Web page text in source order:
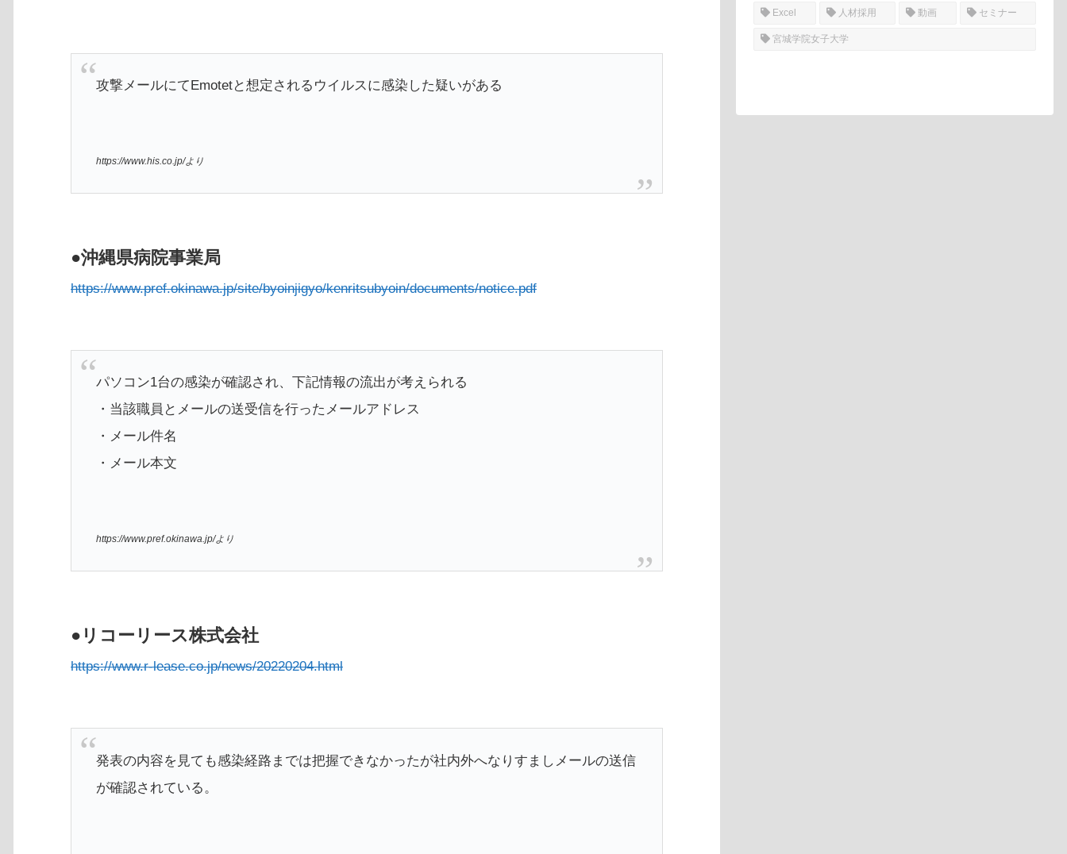
攻撃メールにてEmotetと想定されるウイルスに感染した疑いがある
https://www.his.co.jp/より
●沖縄県病院事業局
https://www.pref.okinawa.jp/site/byoinjigyo/kenritsubyoin/documents/notice.pdf
パソコン1台の感染が確認され、下記情報の流出が考えられる
・当該職員とメールの送受信を行ったメールアドレス
・メール件名
・メール本文
https://www.pref.okinawa.jp/より
●リコーリース株式会社
https://www.r-lease.co.jp/news/20220204.html
発表の内容を見ても感染経路までは把握できなかったが社内外へなりすましメールの送信
が確認されている。
Excel 人材採用 動画 セミナー
宮城学院女子大学